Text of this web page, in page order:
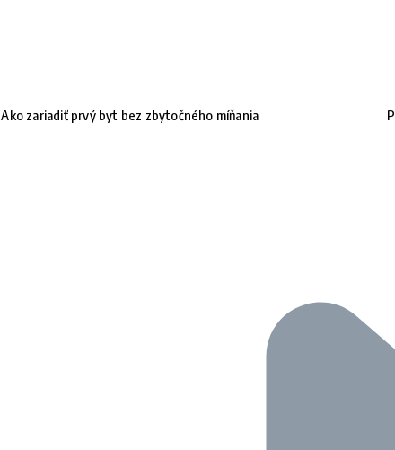
Ako zariadiť prvý byt bez zbytočného míňania